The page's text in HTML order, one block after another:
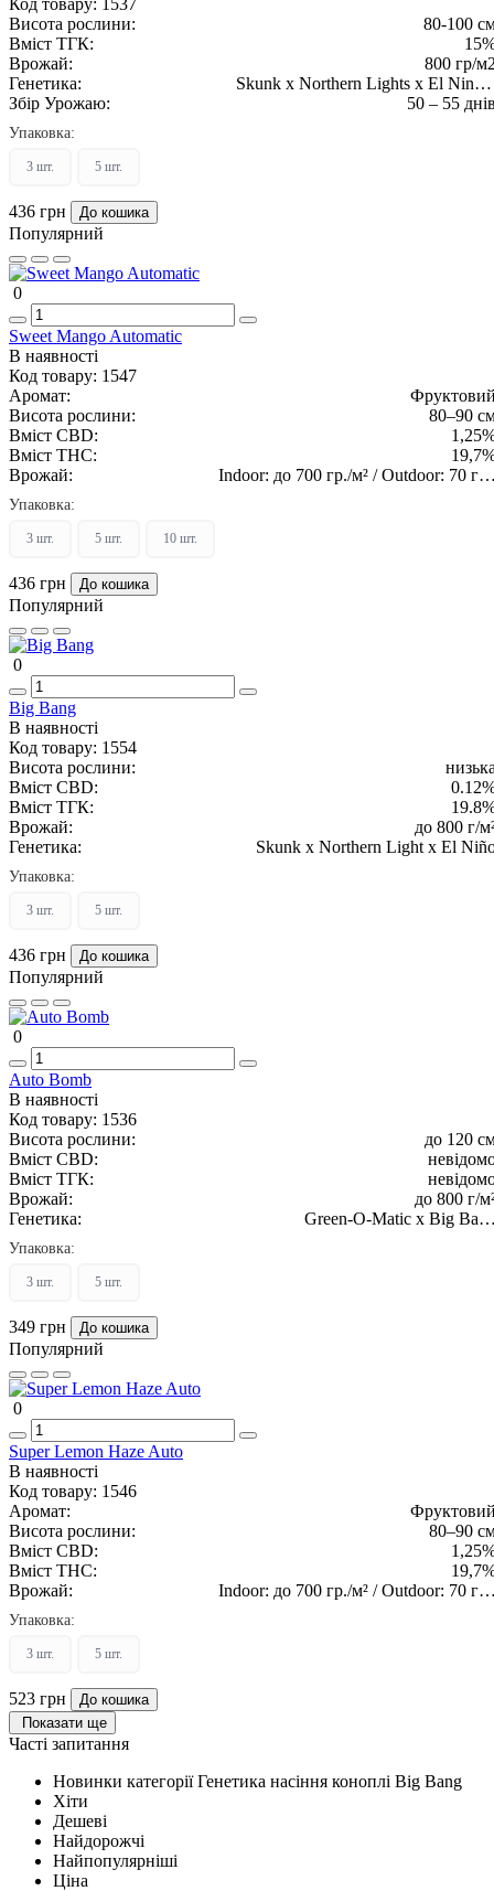
Висота рослини:
80-100
Вміст ТГК:
Врожай:
800 гр/
Генетика:
Skunk x Northern Lights x El Nino
Збір Урожаю: 50 – 55
Упаковка:
3 шт. 5 шт.
436 грн До кошика
Популярний
0
Sweet Mango Automatic
В наявності
Код товару: 1547
Аромат:
Висота рослини:
80–90
Вміст CBD:
Вміст THC:
Врожай:
Indoor: до 700 гр./м² / Outdoor: 70
Упаковка:
3 шт. 5 шт. 10 шт.
436 грн До кошика
Популярний
0
Big Bang
В наявності
Код товару: 1554
Висота рослини:
Вміст CBD:
Вміст ТГК:
Врожай:
до 800 г/
Генетика:
Skunk x Northern Light x El
Упаковка:
3 шт. 5 шт.
436 грн До кошика
Популярний
0
Auto Bomb
В наявності
Код товару: 1536
Висота рослини:
до 120
Вміст CBD:
Вміст ТГК:
Врожай:
до 800 г/
Генетика:
Green-O-Matic x Big
Упаковка:
3 шт. 5 шт.
349 грн До кошика
Популярний
0
Super Lemon Haze Auto
В наявності
Код товару: 1546
Аромат:
Висота рослини:
80–90
Вміст CBD:
Вміст THC:
Врожай:
Indoor: до 700 гр./м² / Outdoor: 70
Упаковка:
3 шт. 5 шт.
523 грн
До кошика
Показати ще
Часті запитання
Новинки категорії Генетика насіння коноплі Big Bang
Хіти
Дешеві
Найдорожчі
Найпопулярніші
Ціна